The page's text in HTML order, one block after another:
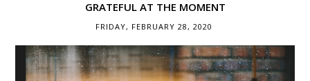
GRATEFUL AT THE MOMENT
FRIDAY, FEBRUARY 28, 2020